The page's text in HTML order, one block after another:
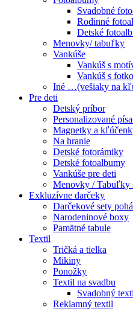
Svadobné
Rodinné
Detské
Menovky/ tabuľky
Vankúše
Vankúš s
Vankúš s
Iné …(vešiaky na
Pre deti
Detský príbor
Personalizované
Magnetky a
Na hranie
Detské fotorámiky
Detské fotoalbumy
Vankúše pre deti
Menovky / Tabuľky
Exkluzívne darčeky
Darčekové sety
Narodeninové boxy
Pamätné tabule
Textil
Tričká a tielka
Mikiny
Ponožky
Textil na svadbu
Svadobný
Reklamný textil